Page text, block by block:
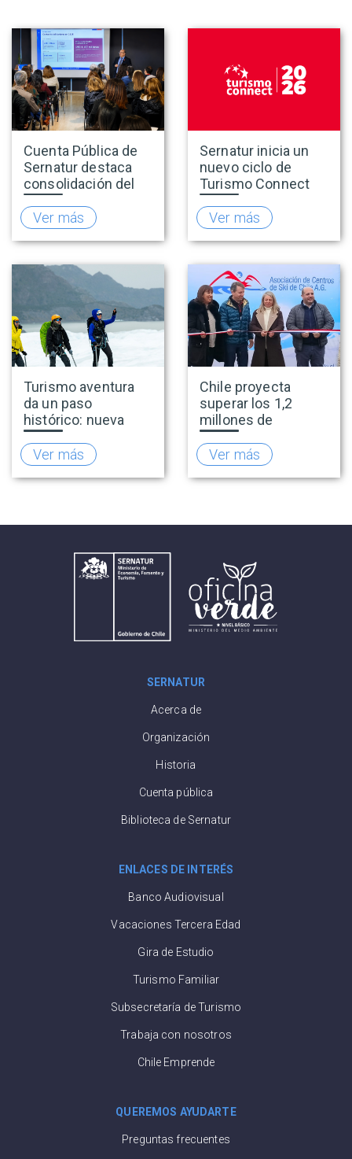
Cuenta Pública de
Sernatur destaca
consolidación del
turismo en 2025 y
presenta hoja de
ruta para fortalecer
la competitividad
del sector
Ver más
Sernatur inicia un
nuevo ciclo de
Turismo Connect
para fortalecer la
inteligencia de
mercado de la
industria turística
Ver más
Turismo aventura
da un paso
histórico: nueva
normativa incorpora
el salto bungee y
refuerza
estándares de
Ver más
Chile proyecta
superar los 1,2
millones de
visitantes y
consolidarse como
la capital del
turismo de nieve del
Ver más
SERNATUR
Acerca de
Organización
Historia
Cuenta pública
Biblioteca de Sernatur
ENLACES DE INTERÉS
Banco Audiovisual
Vacaciones Tercera Edad
Gira de Estudio
Turismo Familiar
Subsecretaría de Turismo
Trabaja con nosotros
Chile Emprende
QUEREMOS AYUDARTE
Preguntas frecuentes